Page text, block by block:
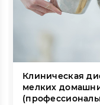
Клиническая
мелких